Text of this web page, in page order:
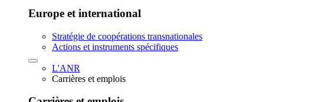
Europe et international
Stratégie de coopérations transnationales
Actions et instruments spécifiques
L'ANR
Carrières et emplois